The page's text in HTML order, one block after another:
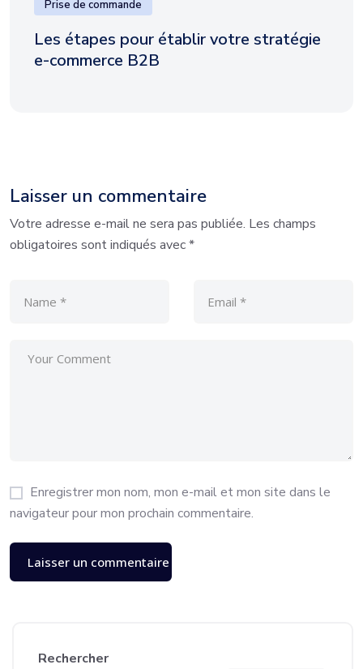
Prise de commande
Les étapes pour établir votre stratégie
e-commerce B2B
Laisser un commentaire
Votre adresse e-mail ne sera pas publiée. Les champs
obligatoires sont indiqués avec*
Enregistrer mon nom, mon e-mail et mon site dans le
navigateur pour mon prochain commentaire.
Rechercher